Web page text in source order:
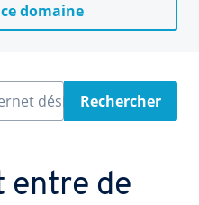
domaine
désiréeRechercher
entre de